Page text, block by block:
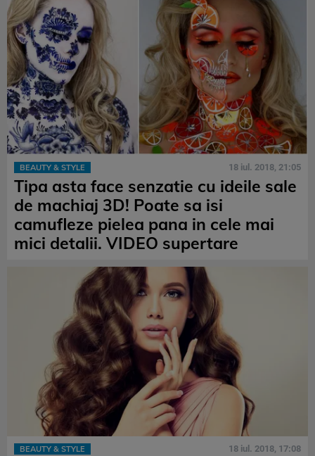
BEAUTY & STYLE 18 iul. 2018, 21:05
Tipa asta face senzatie cu ideile sale
de machiaj 3D! Poate sa isi
camufleze pielea pana in cele mai
mici detalii. VIDEO supertare
BEAUTY & STYLE 18 iul. 2018, 17:08